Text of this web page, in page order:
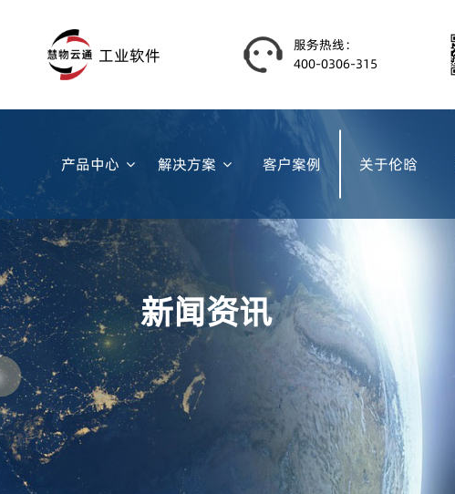
工业软件
服务热线：
400-0306-315
产品中心 解决方案 客户案例 关于伦晗
新闻资讯